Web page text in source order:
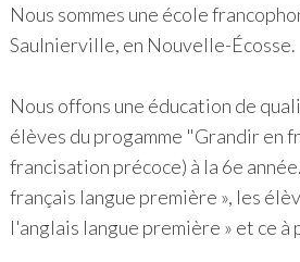
Nous sommes une école
Saulnierville, en Nouvelle-Écosse.
Nous offons une éducation de
élèves du progamme "Grandir en
francisation précoce) à la 6e
français langue première », les
l'anglais langue première » et ce à